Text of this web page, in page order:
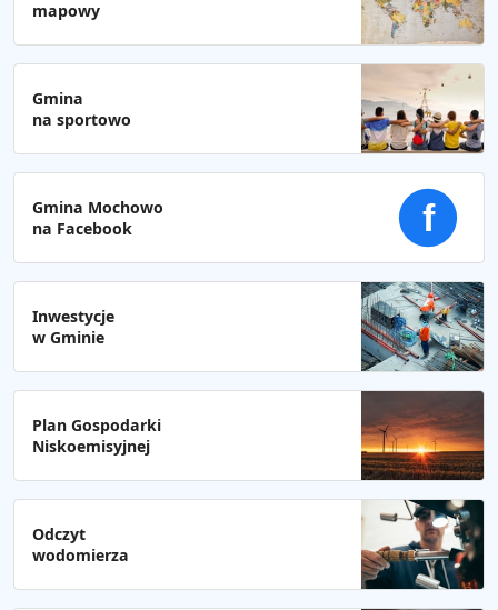
mapowy
Gmina
na sportowo
Gmina Mochowo
na Facebook
f
Inwestycje
w Gminie
Plan Gospodarki
Niskoemisyjnej
Odczyt
wodomierza